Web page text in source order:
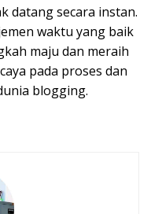
datang secara instan.
waktu yang baik
maju dan meraih
pada proses dan
blogging.